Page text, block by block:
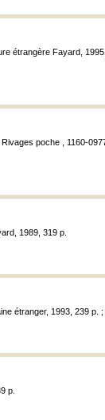
étrangère Fayard,
Rivages poche , 1160-
1989, 319 p.
étranger, 1993, 239 p. ;
p.